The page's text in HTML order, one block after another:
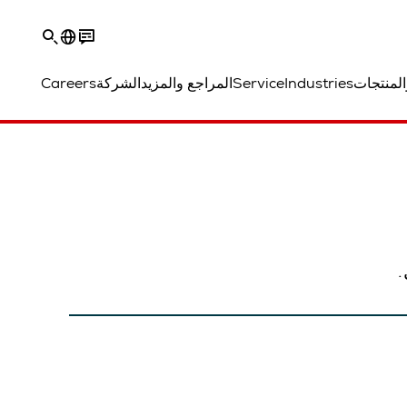
Industries
Serviceالمراجع والمزيدالشركةCareers